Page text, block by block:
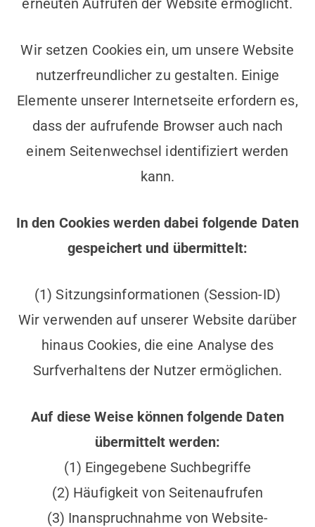
erneuten Aufrufen der Website ermöglicht.
Wir setzen Cookies ein, um unsere Website
nutzerfreundlicher zu gestalten. Einige
Elemente unserer Internetseite erfordern es,
dass der aufrufende Browser auch nach
einem Seitenwechsel identifiziert werden
kann.
In den Cookies werden dabei folgende Daten
gespeichert und übermittelt:
(1) Sitzungsinformationen (Session-ID)
Wir verwenden auf unserer Website darüber
hinaus Cookies, die eine Analyse des
Surfverhaltens der Nutzer ermöglichen.
Auf diese Weise können folgende Daten
übermittelt werden:
(1) Eingegebene Suchbegriffe
(2) Häufigkeit von Seitenaufrufen
(3) Inanspruchnahme von Website-